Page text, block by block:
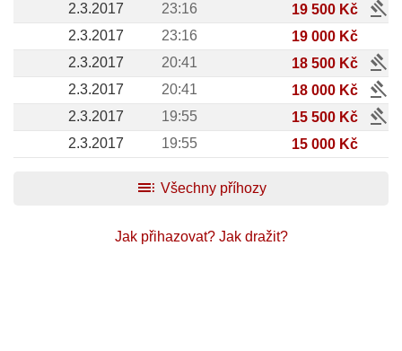
2.3.2017
23:16 19 500 Kč gavel
2.3.2017 23:16
19 000 Kč
2.3.2017
20:41 18 500 Kč gavel
2.3.2017 20:41 18 000 Kč gavel
2.3.2017 19:55 15 500 Kč gavel
2.3.2017 19:55 15 000 Kč
toc Všechny příhozy
Jak přihazovat? Jak dražit?